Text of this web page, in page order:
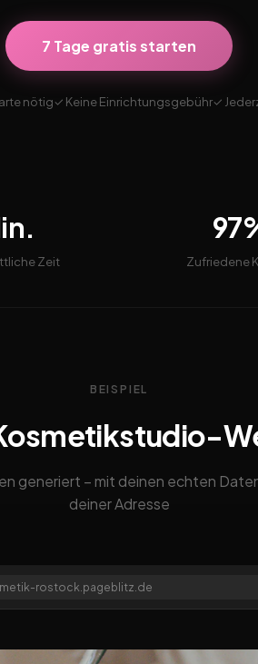
7 Tage gratis starten
nötig✓ Keine Einrichtungsgebühr✓
Zeit Zufriedene
BEISPIEL
generiert – mit deinen echten
deiner Adresse
rostock.pageblitz.de